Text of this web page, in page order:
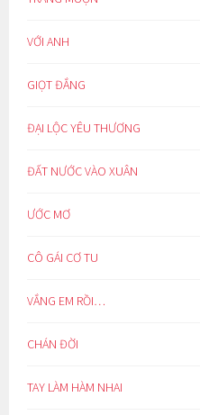
VỚI ANH
GIỌT ĐẮNG
ĐẠI LỘC YÊU THƯƠNG
ĐẤT NƯỚC VÀO XUÂN
ƯỚC MƠ
CÔ GÁI CƠ TU
VẮNG EM RỒI…
CHÁN ĐỜI
TAY LÀM HÀM NHAI